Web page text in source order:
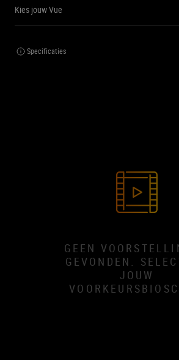
Kies jouw Vue
Specificaties
GEEN
GEVONDEN.
JOUW